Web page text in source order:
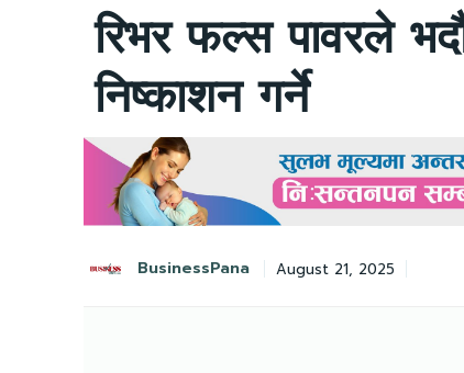
रिभर फल्स पावरले
निष्काशन गर्ने
BusinessPana August 21, 2025